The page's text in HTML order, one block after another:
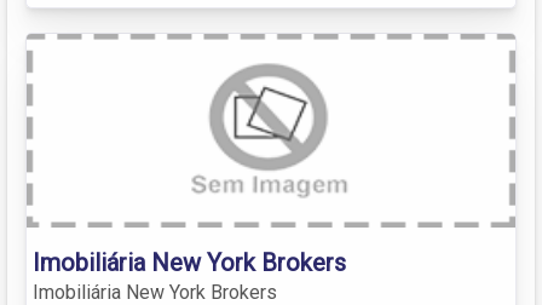
Imobiliária New York Brokers
Imobiliária New York Brokers